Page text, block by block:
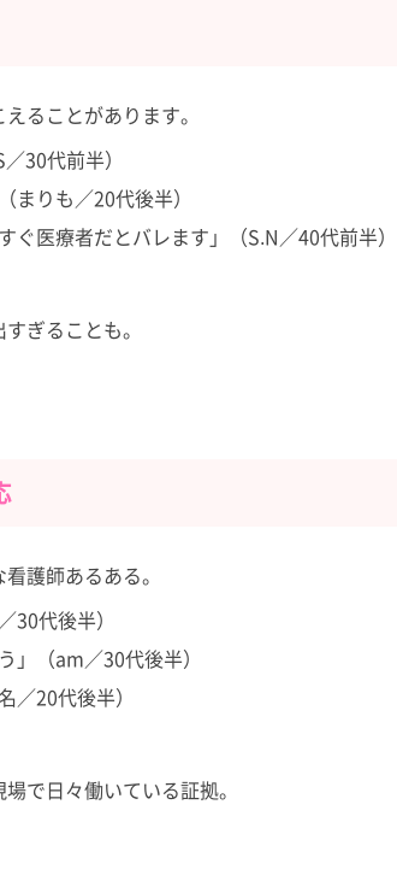
ることがあります。
30代前半）
まりも／20代後半）
ぐ医療者だとバレます」（S.N／40代前半）
ぎることも。
護師あるある。
30代後半）
」（am／30代後半）
／20代後半）
で日々働いている証拠。